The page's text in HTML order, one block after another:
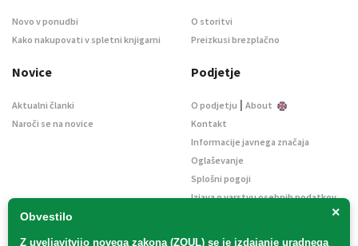
×
Obvestilo
Z uveljavitvijo novega zakona (ZOUL) se je izdajanje uradnega
Novo v ponudbi
Kako nakupovati v spletni knjigarni
O storitvi
Preizkusi brezplačno
Novice
Aktualni članki
Naroči se na novice
Podjetje
O podjetju | About
Kontakt
Informacije javnega značaja
Oglaševanje
Splošni pogoji
Izjava o varstvu osebnih podatkov